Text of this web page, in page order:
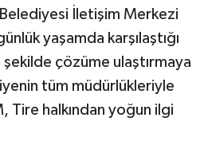
İletişim Merkezi
yaşamda karşılaştığı
şekilde çözüme ulaştırmaya
tüm müdürlükleriyle
Tire halkından yoğun ilgi